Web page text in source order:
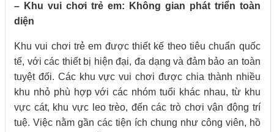
– Khu vui chơi trẻ em: Không gian phát triển toàn
diện
Khu vui chơi trẻ em được thiết kế theo tiêu chuẩn quốc
tế, với các thiết bị hiện đại, đa dạng và đảm bảo an toàn
tuyệt đối. Các khu vực vui chơi được chia thành nhiều
khu nhỏ phù hợp với các nhóm tuổi khác nhau, từ khu
vực cát, khu vực leo trèo, đến các trò chơi vận động trí
tuệ. Việc nằm gần các tiện ích chung như công viên, hồ